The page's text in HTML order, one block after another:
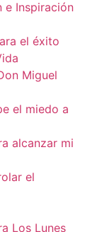
e Inspiración
el éxito
Miguel
el miedo a
alcanzar mi
el
Los Lunes